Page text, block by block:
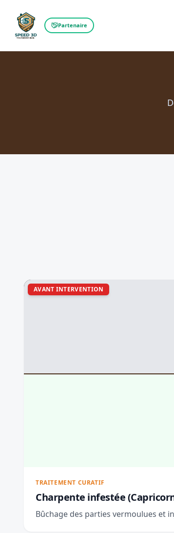
Partenaire
AVANT INTERVENTION
TRAITEMENT CURATIF
Charpente infestée
Bûchage des parties vermoulues et